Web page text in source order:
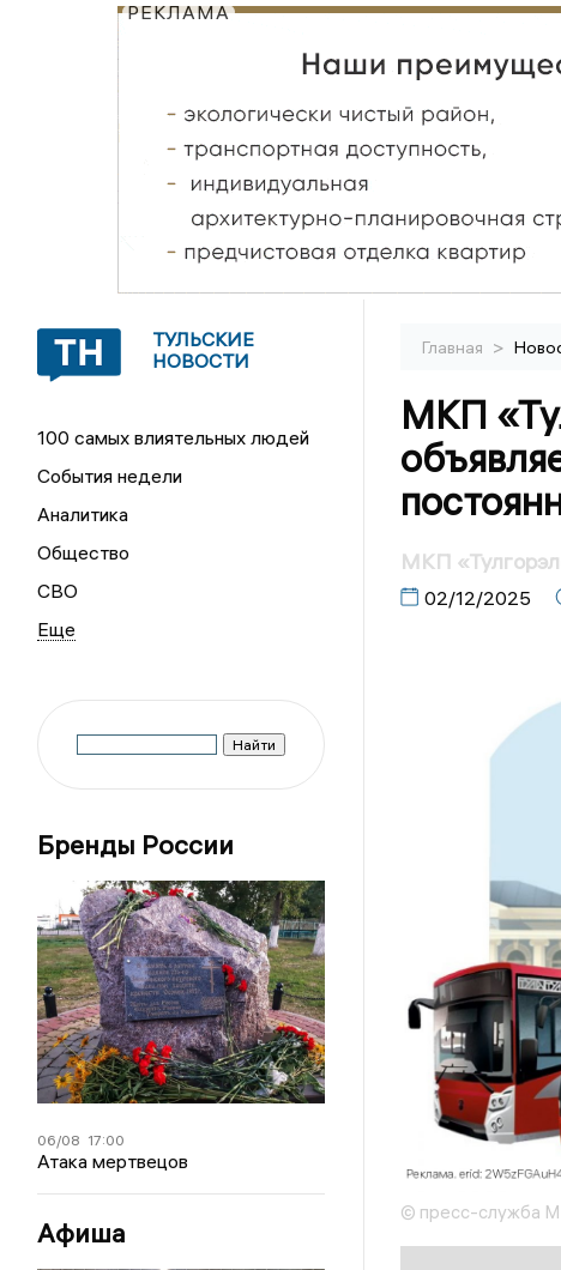
РЕКЛАМА
ТУЛЬСКИЕ
НОВОСТИ
100 самых влиятельных людей
События недели
Аналитика
Общество
СВО
Бренды России
06/08 17:00
Атака мертвецов
Афиша
Главная >
МКП
МКП
02/12/2025
© пресс-служба